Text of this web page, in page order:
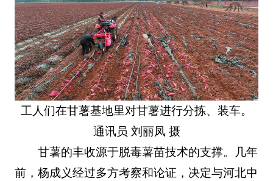
工人们在甘薯基地里对甘薯进行分拣、装车。
通讯员 刘丽凤 摄
甘薯的丰收源于脱毒薯苗技术的支撑。几年
前，杨成义经过多方考察和论证，决定与河北中